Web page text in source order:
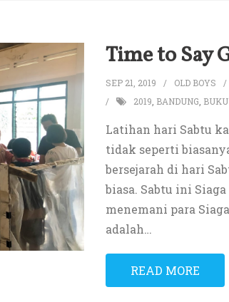
Time to Say
SEP 21, 2019 OLD BOYS
2019 BANDUNG
Latihan hari Sabtu
tidak seperti
bersejarah di hari
biasa. Sabtu ini
menemani para
adalah…
READ MORE